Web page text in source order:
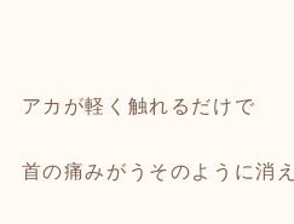
アカが軽く触れるだけで
首の痛みがうそのように消